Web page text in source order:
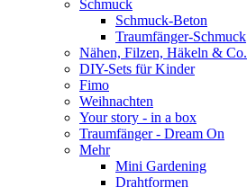
Schmuck
Schmuck-Beton
Traumfänger-Schmuck
Nähen, Filzen, Häkeln & Co.
DIY-Sets für Kinder
Fimo
Weihnachten
Your story - in a box
Traumfänger - Dream On
Mehr
Mini Gardening
Drahtformen